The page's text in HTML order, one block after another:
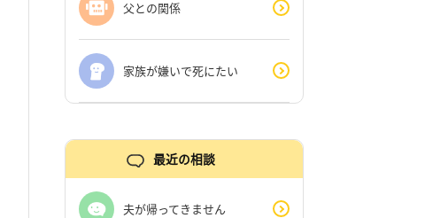
父との関係
家族が嫌いで死にたい
最近の相談
夫が帰ってきません